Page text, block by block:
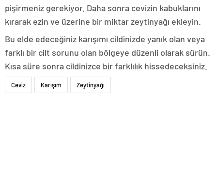
pişirmeniz gerekiyor. Daha sonra cevizin kabuklarını
kırarak ezin ve üzerine bir miktar zeytinyağı ekleyin.
Bu elde edeceğiniz karışımı cildinizde yanık olan veya
farklı bir cilt sorunu olan bölgeye düzenli olarak sürün.
Kısa süre sonra cildinizce bir farklılık hissedeceksiniz.
Ceviz Karışım Zeytinyağı